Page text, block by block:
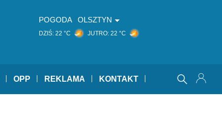
POGODA OLSZTYN
DZIŚ: 22 °C JUTRO: 22 °C
OPP REKLAMA KONTAKT